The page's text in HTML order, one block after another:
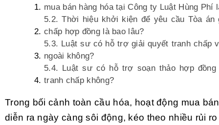
mua bán hàng hóa tại Công ty Luật Hùng Phí
5.2. Thời hiệu khởi kiện để yêu cầu Tòa án
chấp hợp đồng là bao lâu?
5.3. Luật sư có hỗ trợ giải quyết tranh chấp
ngoài không?
5.4. Luật sư có hỗ trợ soạn thảo hợp đồng
tranh chấp không?
Trong bối cảnh toàn cầu hóa, hoạt động mua
diễn ra ngày càng sôi động, kéo theo nhiều rủi